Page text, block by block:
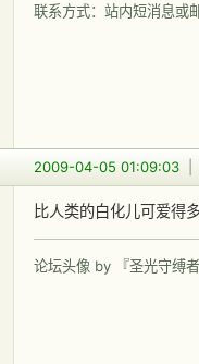
联系方式：站内短消息或
2009-04-05 01:09:03
比人类的白化儿可爱得
论坛头像 by 『圣光守缚